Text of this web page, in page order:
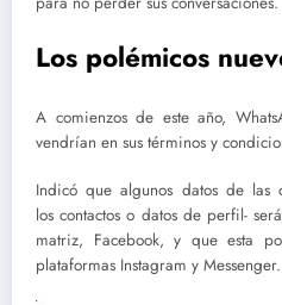
Los polémicos
A comienzos de este año,
vendrían en sus términos y
Indicó que algunos datos de las
los contactos o datos de perfil-
matriz, Facebook, y que esta
plataformas Instagram y Messenger.